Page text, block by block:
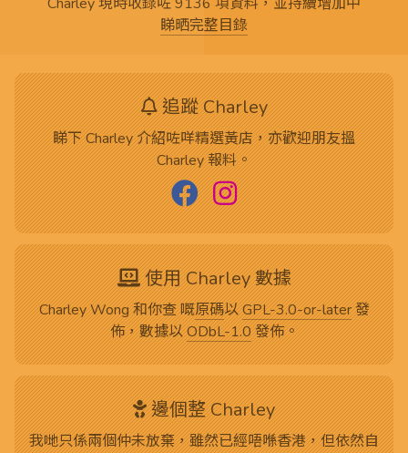
睇晒完整目錄
追蹤 Charley
睇下 Charley 介紹咗咩精選黃店，亦歡迎朋友搵
Charley 報料。
使用 Charley 數據
Charley Wong 和你查 嘅原碼以GPL-3.0-or-later發
佈，數據以ODbL-1.0發佈。
邊個整 Charley
我哋只係兩個仲未放棄，雖然已經唔喺香港，但依然自